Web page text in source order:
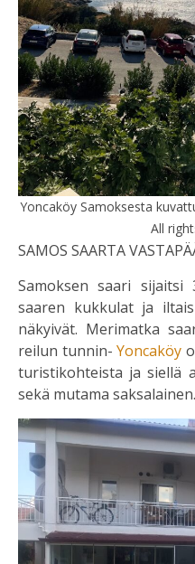
Yoncaköy Samoksesta
All
SAMOS SAARTA
Samoksen saari
saaren kukkulat ja
näkyivät. Merimatka
reilun tunnin-Yoncaköy
turistikohteista ja siellä
sekä mutama saksalainen.